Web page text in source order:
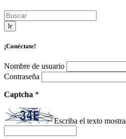
Ir
¡Conéctate!
Nombre de usuario
Contraseña
Captcha *
Escriba el texto